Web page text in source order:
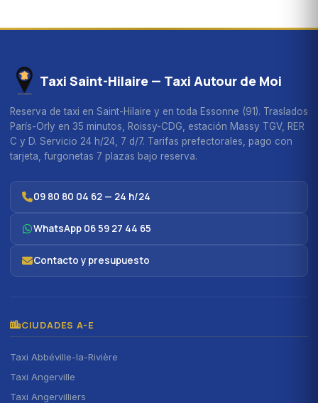
Taxi Saint-Hilaire — Taxi Autour de Moi
Reserva de taxi en Saint-Hilaire y en toda Essonne (91). Traslados
París-Orly en 35 minutos, Roissy-CDG, estación Massy TGV, RER
C y D. Servicio 24 h/24, 7 d/7. Tarifas prefectorales, pago con
tarjeta, furgonetas 7 plazas bajo reserva.
09 80 80 04 62 — 24 h/24
WhatsApp 06 59 27 44 65
Contacto y presupuesto
CIUDADES A-E
Taxi Abbéville-la-Rivière
Taxi Angerville
Taxi Angervilliers